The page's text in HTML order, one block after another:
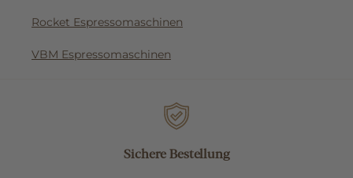
Rocket Espressomaschinen
VBM Espressomaschinen
Sichere Bestellung